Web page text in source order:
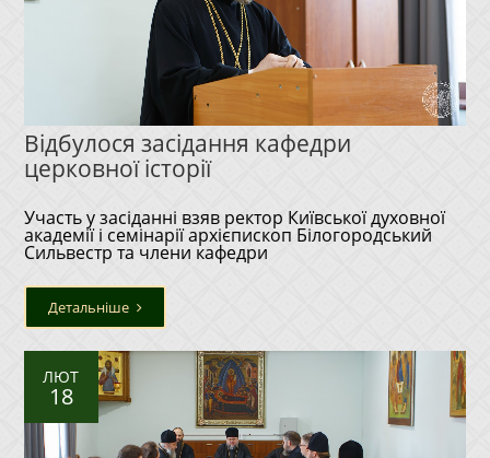
Відбулося засідання кафедри
церковної історії
Участь у засіданні взяв ректор Київської духовної
академії і семінарії архієпископ Білогородський
Сильвестр та члени кафедри
Детальніше
ЛЮТ
18